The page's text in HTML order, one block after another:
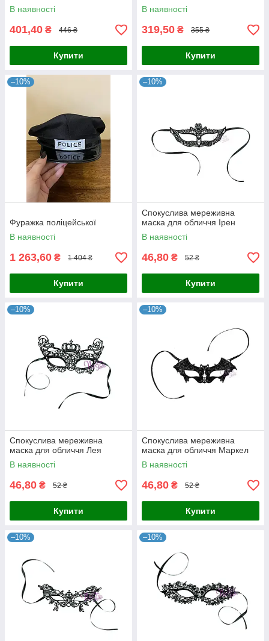
В наявності
401,40 ₴ 446 ₴
Купити
В наявності
319,50 ₴ 355 ₴
Купити
–10%
Фуражка поліцейської
В наявності
1 263,60 ₴ 1 404 ₴
Купити
–10%
Спокуслива мереживна
маска для обличчя Ірен
В наявності
46,80 ₴ 52 ₴
Купити
–10%
Спокуслива мереживна
маска для обличчя Лея
В наявності
46,80 ₴ 52 ₴
Купити
–10%
Спокуслива мереживна
маска для обличчя Маркел
В наявності
46,80 ₴ 52 ₴
Купити
–10% –10%